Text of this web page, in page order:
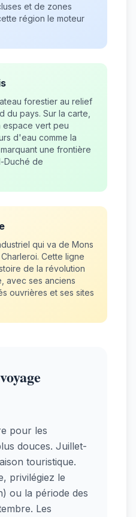
et de zones
région le moteur
forestier au relief
du pays. Sur la carte,
espace vert peu
d'eau comme la
une frontière
Duché de
qui va de Mons
Cette ligne
de la révolution
avec ses anciens
ouvrières et ses sites
pour les
douces. Juillet-
touristique.
privilégiez le
ou la période des
Les